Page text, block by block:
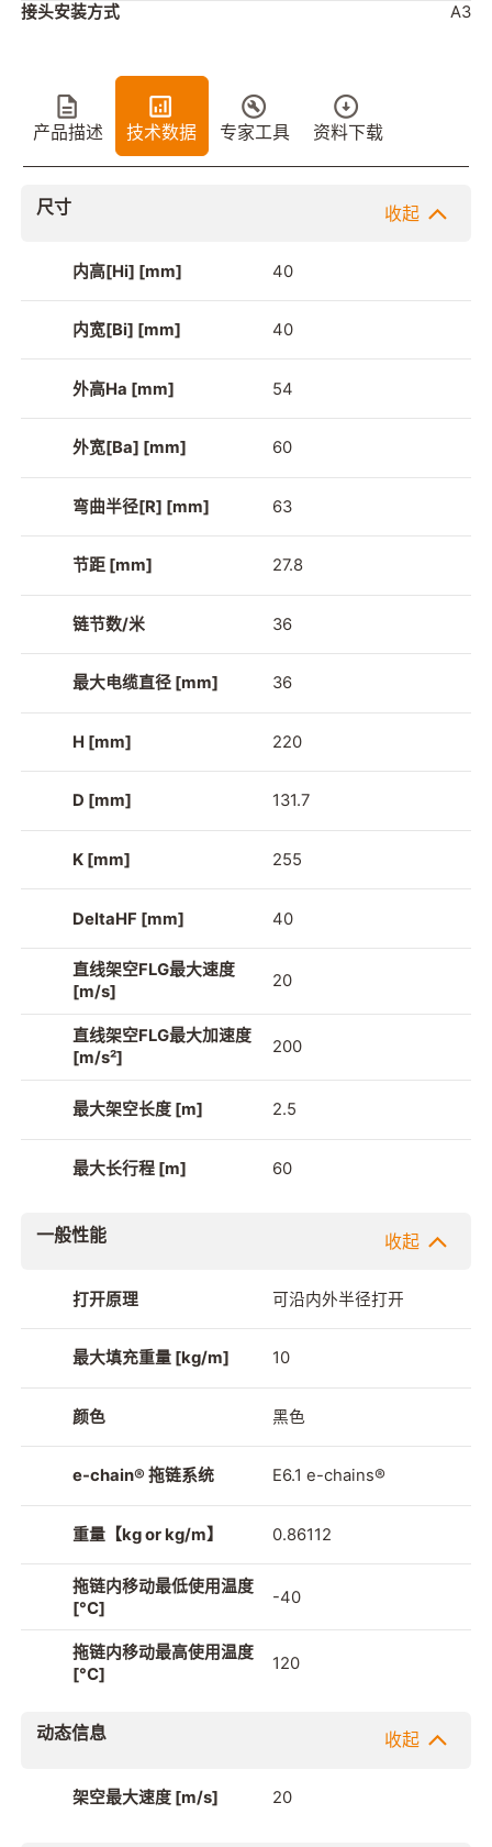
接头安装方式
A3
产品描述 技术数据 专家工具 资料下载
尺寸 收起
内高[Hi] [mm] 40
内宽[Bi] [mm] 40
外高Ha [mm] 54
外宽[Ba] [mm] 60
弯曲半径[R] [mm] 63
节距 [mm] 27.8
链节数/米 36
最大电缆直径 [mm] 36
H [mm] 220
D [mm] 131.7
K [mm] 255
DeltaHF [mm] 40
直线架空FLG最大速度
[m/s]
20
直线架空FLG最大加速度
[m/s²]
200
最大架空长度 [m] 2.5
最大长行程 [m] 60
一般性能 收起
打开原理 可沿内外半径打开
最大填充重量 [kg/m] 10
颜色 黑色
e-chain® 拖链系统 E6.1 e-chains®
重量【kg or kg/m】 0.86112
拖链内移动最低使用温度
[°C]
-40
拖链内移动最高使用温度
[°C]
120
动态信息 收起
架空最大速度 [m/s] 20